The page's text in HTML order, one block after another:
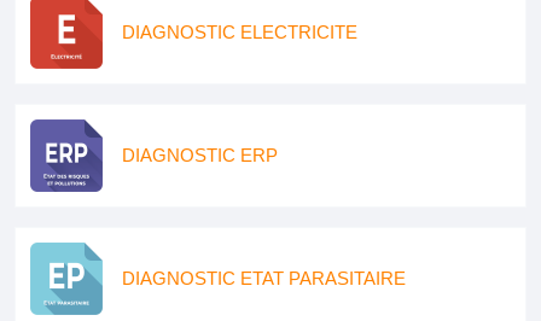
DIAGNOSTIC ELECTRICITE
DIAGNOSTIC ERP
DIAGNOSTIC ETAT PARASITAIRE